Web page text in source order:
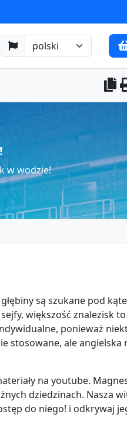
w wodzie!
są szukane pod
większość znalezisk to
ponieważ
stosowane, ale angielska
na youtube.
dziedzinach. Nasza
do niego! i odkrywaj